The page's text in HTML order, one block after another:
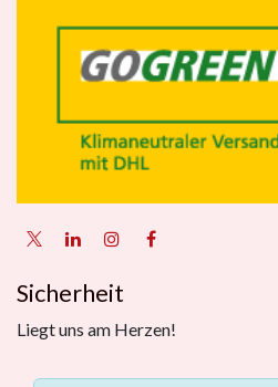
Sicherheit
Liegt uns am Herzen!